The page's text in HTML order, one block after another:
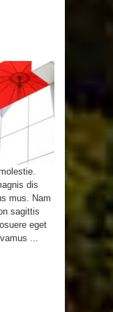
dis
mus. Nam
sagittis
eget
...